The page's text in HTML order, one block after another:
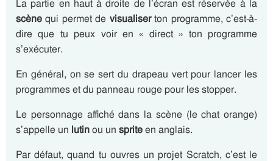
La partie en haut à droite de l’écran est réservée à la
scène qui permet de visualiserton programme, c’est-à-
dire que tu peux voir en « direct » ton programme
s’exécuter.
En général, on se sert du drapeau vert pour lancer les
programmes et du panneau rouge pour les stopper.
Le personnage affiché dans la scène (le chat orange)
s’appelle un lutinou un spriteen anglais.
Par défaut, quand tu ouvres un projet Scratch, c’est le